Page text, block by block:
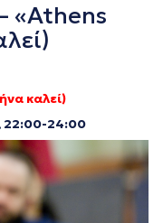
«Athens
καλεί)
22:00-24:00